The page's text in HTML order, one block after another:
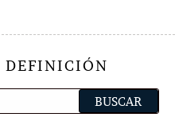
DEFINICIÓN